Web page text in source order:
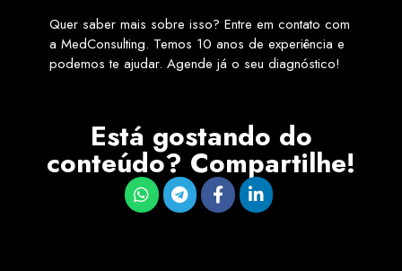
Quer saber mais sobre isso? Entre em contato com
a MedConsulting. Temos 10 anos de experiência e
podemos te ajudar. Agende já o seu diagnóstico!
Está gostando do
conteúdo? Compartilhe!